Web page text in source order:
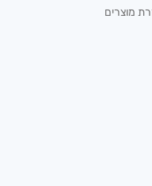
מוצרים